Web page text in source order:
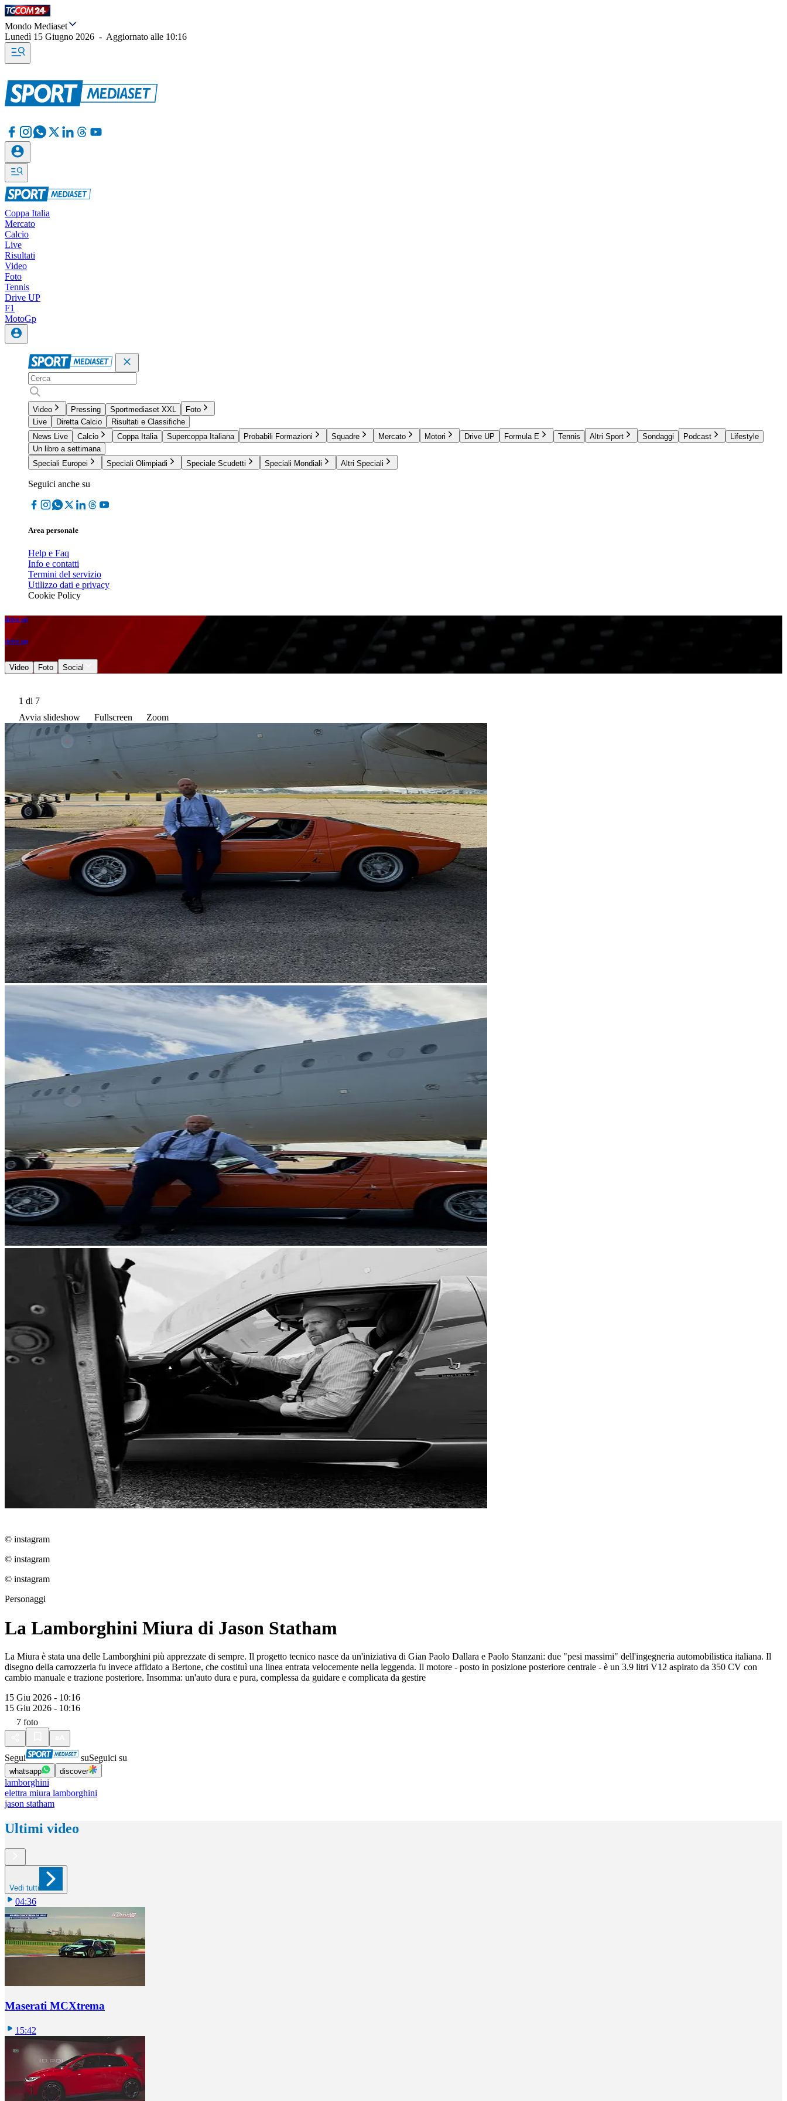
Mondo Mediaset
Lunedì 15 Giugno 2026 - Aggiornato alle 10:16
Coppa Italia
Mercato
Calcio
Live
Risultati
Video
Foto
Tennis
Drive UP
F1
MotoGp
Video Pressing Sportmediaset XXL
Foto
Live
Diretta Calcio
Risultati e Classifiche
News Live
Calcio Coppa Italia Supercoppa Italiana Probabili Formazioni Squadre Mercato Motori Drive UP Formula E Tennis Altri Sport Sondaggi Podcast
Lifestyle
Un libro a settimana
Speciali Europei
Speciali Olimpiadi Speciale Scudetti Speciali Mondiali Altri Speciali
Seguici anche su
Area personale
Help e Faq
Info e contatti
Termini del servizio
Utilizzo dati e privacy
Cookie Policy
drive up
drive up
Video Foto Social
1 di 7
Avvia slideshow
Fullscreen Zoom
© instagram
© instagram
© instagram
Personaggi
La Lamborghini Miura di Jason Statham
La Miura è stata una delle Lamborghini più apprezzate di sempre. Il progetto tecnico nasce da un'iniziativa di Gian Paolo Dallara e Paolo Stanzani: due "pesi massimi" dell'ingegneria automobilistica italiana. Il
disegno della carrozzeria fu invece affidato a Bertone, che costituì una linea entrata velocemente nella leggenda. Il motore - posto in posizione posteriore centrale - è un 3.9 litri V12 aspirato da 350 CV con
cambio manuale e trazione posteriore. Insomma: un'auto dura e pura, complessa da guidare e complicata da gestire
15 Giu 2026 - 10:16
15 Giu 2026 - 10:16
7 foto
Segui suSeguici su
whatsapp discover
lamborghini
elettra miura lamborghini
jason statham
Ultimi video
Vedi tutti
04:36
Maserati MCXtrema
15:42